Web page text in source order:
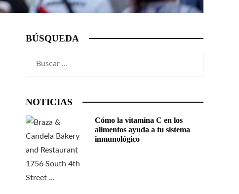
BÚSQUEDA
NOTICIAS
Cómo la vitamina C en los
alimentos ayuda a tu sistema
inmunológico